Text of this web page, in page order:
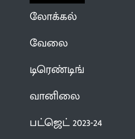
லோக்கல்
வேலை
டிரெண்டிங்
வானிலை
பட்ஜெட் 2023-24